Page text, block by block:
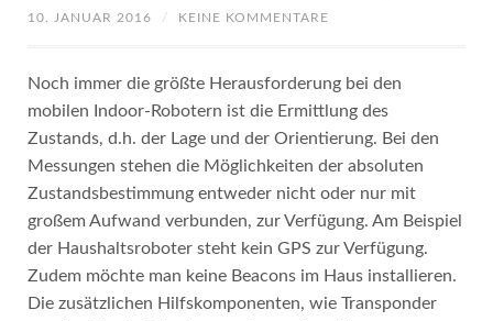
10. JANUAR 2016 / KEINE KOMMENTARE
Noch immer die größte Herausforderung bei den
mobilen Indoor-Robotern ist die Ermittlung des
Zustands, d.h. der Lage und der Orientierung. Bei den
Messungen stehen die Möglichkeiten der absoluten
Zustandsbestimmung entweder nicht oder nur mit
großem Aufwand verbunden, zur Verfügung. Am Beispiel
der Haushaltsroboter steht kein GPS zur Verfügung.
Zudem möchte man keine Beacons im Haus installieren.
Die zusätzlichen Hilfskomponenten, wie Transponder